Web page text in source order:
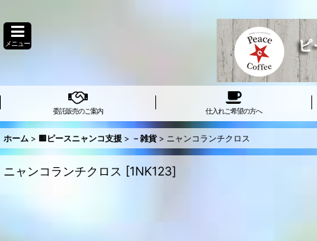
メニュー
委託販売のご案内 仕入れご希望の方へ
ホーム > 🟨ピースニャンコ支援 > －雑貨 > ニャンコランチクロス
ニャンコランチクロス [1NK123]